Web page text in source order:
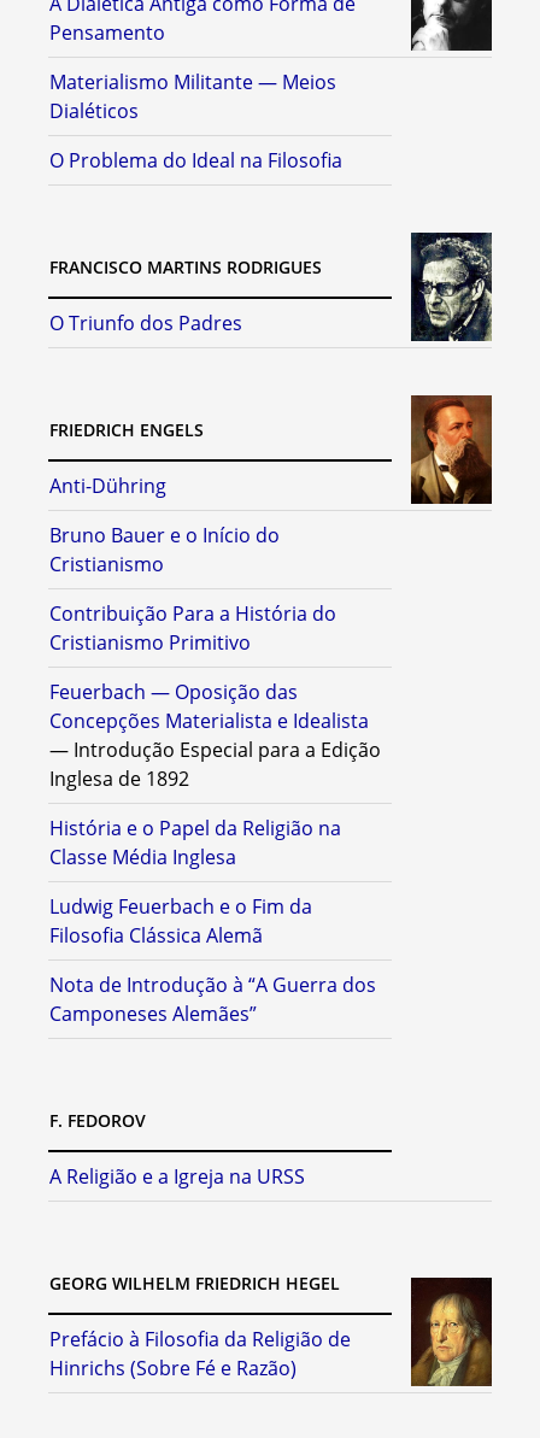
Pensamento
Materialismo Militante — Meios
Dialéticos
O Problema do Ideal na Filosofia
FRANCISCO MARTINS RODRIGUES
O Triunfo dos Padres
FRIEDRICH ENGELS
Anti-Dühring
Bruno Bauer e o Início do
Cristianismo
Contribuição Para a História do
Cristianismo Primitivo
Feuerbach — Oposição das
Concepções Materialista e Idealista
— Introdução Especial para a Edição
Inglesa de 1892
História e o Papel da Religião na
Classe Média Inglesa
Ludwig Feuerbach e o Fim da
Filosofia Clássica Alemã
Nota de Introdução à “A Guerra dos
Camponeses Alemães”
F. FEDOROV
A Religião e a Igreja na URSS
GEORG WILHELM FRIEDRICH HEGEL
Prefácio à Filosofia da Religião de
Hinrichs (Sobre Fé e Razão)